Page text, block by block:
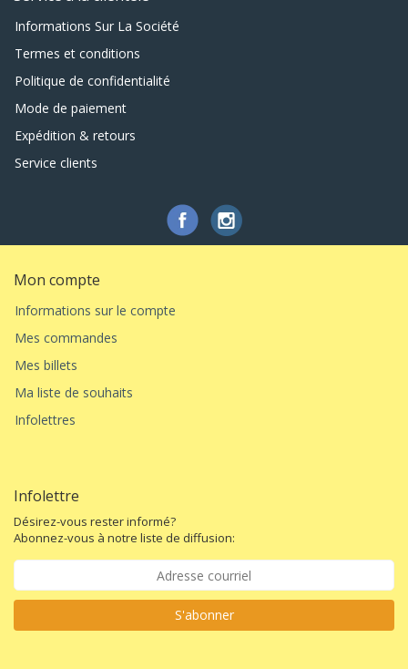
Informations Sur La Société
Termes et conditions
Politique de confidentialité
Mode de paiement
Expédition & retours
Service clients
Mon compte
Informations sur le compte
Mes commandes
Mes billets
Ma liste de souhaits
Infolettres
Infolettre
Désirez-vous rester informé?
Abonnez-vous à notre liste de diffusion:
S'abonner